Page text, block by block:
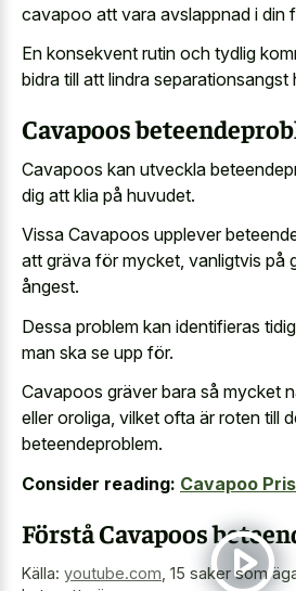
cavapoo att vara avslappnad i din
En konsekvent rutin och tydlig
bidra till att lindra
Cavapoos
Cavapoos kan utveckla
dig att klia på huvudet.
Vissa Cavapoos upplever
att gräva för mycket, vanligtvis på
ångest.
Dessa problem kan identifieras
man ska se upp för.
Cavapoos gräver bara så mycket
eller oroliga, vilket ofta är roten till
beteendeproblem.
Consider reading: Cavapoo Pris
Förstå Cavapoos
Källa: youtube.com 15 saker som